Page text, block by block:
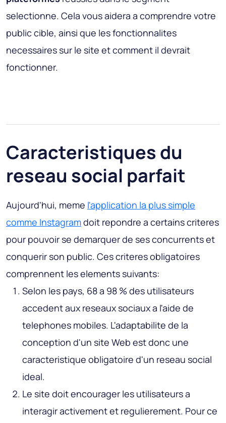
selectionne. Cela vous aidera a comprendre votre
public cible, ainsi que les fonctionnalites
necessaires sur le site et comment il devrait
fonctionner.
Caracteristiques du
reseau social parfait
Aujourd'hui, meme l'application la plus simple
comme Instagramdoit repondre a certains criteres
pour pouvoir se demarquer de ses concurrents et
conquerir son public. Ces criteres obligatoires
comprennent les elements suivants:
Selon les pays, 68 a 98 % des utilisateurs
accedent aux reseaux sociaux a l'aide de
telephones mobiles. L'adaptabilite de la
conception d'un site Web est donc une
caracteristique obligatoire d'un reseau social
ideal.
Le site doit encourager les utilisateurs a
interagir activement et regulierement. Pour ce